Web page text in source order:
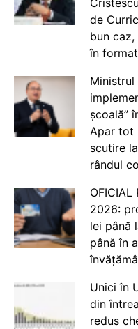
de
bun
în
Ministrul
școală”
Apar tot
scutire
rândul
2026:
lei până
până în
Unici în
din
redus